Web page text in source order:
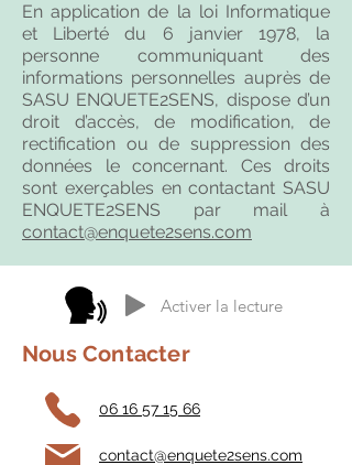
En application de la loi Informatique
et Liberté du 6 janvier 1978, la
personne communiquant des
informations personnelles auprès de
SASU ENQUETE2SENS, dispose d’un
droit d’accès, de modification, de
rectification ou de suppression des
données le concernant. Ces droits
sont exerçables en contactant SASU
ENQUETE2SENS par mail à
contact@enquete2sens.com
Activer la lecture
Nous Contacter
06 16 57 15 66
contact@enquete2sens.com